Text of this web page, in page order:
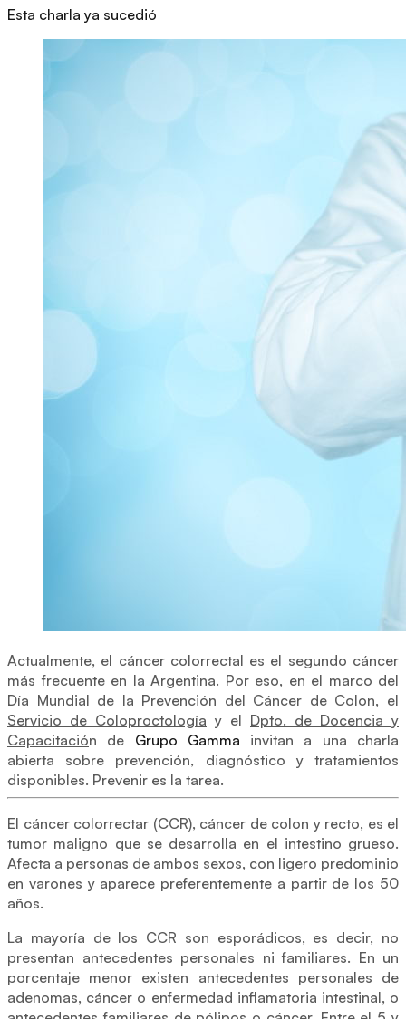
Esta charla ya sucedió
Actualmente, el cáncer colorrectal es el segundo cáncer
más frecuente en la Argentina. Por eso, en el marco del
Día Mundial de la Prevención del Cáncer de Colon, el
Servicio de Coloproctología y el Dpto. de Docencia y
Capacitación de Grupo Gamma invitan a una charla
abierta sobre prevención, diagnóstico y tratamientos
disponibles. Prevenir es la tarea.
El cáncer colorrectar (CCR), cáncer de colon y recto, es el
tumor maligno que se desarrolla en el intestino grueso.
Afecta a personas de ambos sexos, con ligero predominio
en varones y aparece preferentemente a partir de los 50
años.
La mayoría de los CCR son esporádicos, es decir, no
presentan antecedentes personales ni familiares. En un
porcentaje menor existen antecedentes personales de
adenomas, cáncer o enfermedad inflamatoria intestinal, o